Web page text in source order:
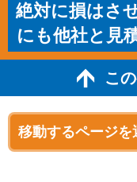
絶対に損はさ
にも他社と見
こ